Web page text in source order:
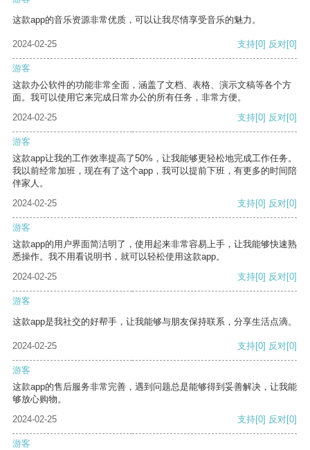
这款app的音乐资源非常优质，可以让我尽情享受音乐的魅力。
2024-02-25 支持[0] 反对[0]
游客
这款办公软件的功能非常全面，涵盖了文档、表格、演示文稿等各个方
面。我可以使用它来完成日常办公的所有任务，非常方便。
2024-02-25
支持[0] 反对[0]
游客
这款app让我的工作效率提高了50%，让我能够更轻松地完成工作任务。
我以前经常加班，现在有了这个app，我可以提前下班，有更多的时间陪
伴家人。
2024-02-25
支持[0] 反对[0]
游客
这款app的用户界面简洁明了，使用起来非常容易上手，让我能够快速熟
悉操作。我不用看说明书，就可以轻松使用这款app。
2024-02-25
支持[0] 反对[0]
游客
这款app是我社交的好帮手，让我能够与朋友保持联系，分享生活点滴。
2024-02-25 支持[0] 反对[0]
游客
这款app的售后服务非常完善，遇到问题总是能够得到妥善解决，让我能
够放心购物。
2024-02-25
支持[0] 反对[0]
游客